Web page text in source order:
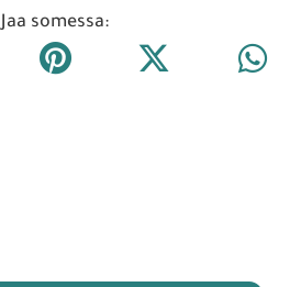
Jaa somessa: